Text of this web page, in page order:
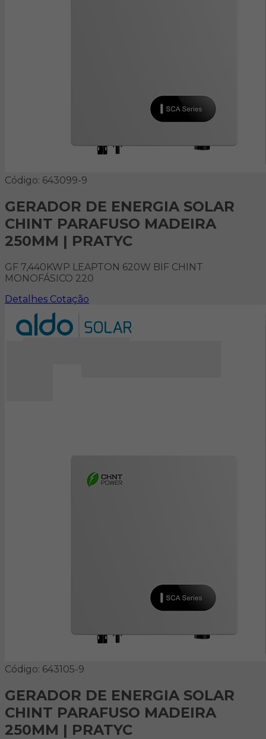
Código: 643099-9
GERADOR DE ENERGIA SOLAR
CHINT PARAFUSO MADEIRA
250MM | PRATYC
GF 7,440KWP LEAPTON 620W BIF CHINT
MONOFÁSICO 220
Detalhes Cotação
Código: 643105-9
GERADOR DE ENERGIA SOLAR
CHINT PARAFUSO MADEIRA
250MM | PRATYC